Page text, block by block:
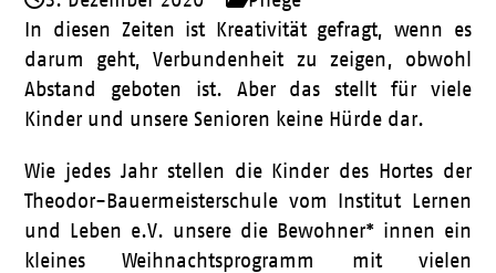
In diesen Zeiten ist Kreativität gefragt, wenn es
darum geht, Verbundenheit zu zeigen, obwohl
Abstand geboten ist. Aber das stellt für viele
Kinder und unsere Senioren keine Hürde dar.
Wie jedes Jahr stellen die Kinder des Hortes der
Theodor-Bauermeisterschule vom Institut Lernen
und Leben e.V. unsere die Bewohner* innen ein
kleines Weihnachtsprogramm mit vielen